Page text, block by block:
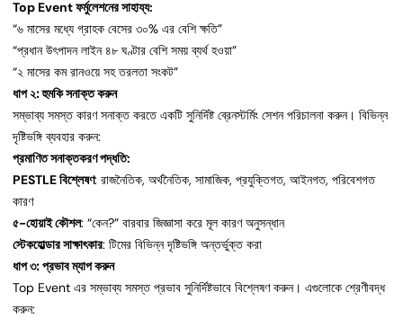
Top Event ফর্মুলেশনের সাহায্য:
“৬ মাসের মধ্যে গ্রাহক বেসের ৩০% এর বেশি ক্ষতি”
“প্রধান উৎপাদন লাইন ৪৮ ঘণ্টার বেশি সময় ব্যর্থ হওয়া”
“২ মাসের কম রানওয়ে সহ তরলতা সংকট”
ধাপ ২: হুমকি সনাক্ত করুন
সম্ভাব্য সমস্ত কারণ সনাক্ত করতে একটি সুনির্দিষ্ট ব্রেনস্টর্মিং সেশন পরিচালনা করুন। বিভিন্ন
দৃষ্টিভঙ্গি ব্যবহার করুন:
প্রমাণিত সনাক্তকরণ পদ্ধতি:
PESTLE বিশ্লেষণ: রাজনৈতিক, অর্থনৈতিক, সামাজিক, প্রযুক্তিগত, আইনগত, পরিবেশগত
কারণ
৫-হোয়াই কৌশল: “কেন?” বারবার জিজ্ঞাসা করে মূল কারণ অনুসন্ধান
স্টেকহোল্ডার সাক্ষাৎকার: টিমের বিভিন্ন দৃষ্টিভঙ্গি অন্তর্ভুক্ত করা
ধাপ ৩: প্রভাব ম্যাপ করুন
Top Event এর সম্ভাব্য সমস্ত প্রভাব সুনির্দিষ্টভাবে বিশ্লেষণ করুন। এগুলোকে শ্রেণীবদ্ধ
করুন: